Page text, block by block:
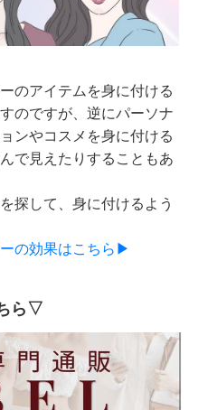
のアイテムを身に付ける
のですが、逆にパーソナ
ンやコスメを身に付ける
で見えたりすることもあ
探して、身に付けるよう
の効果はこちら▶
ら▽